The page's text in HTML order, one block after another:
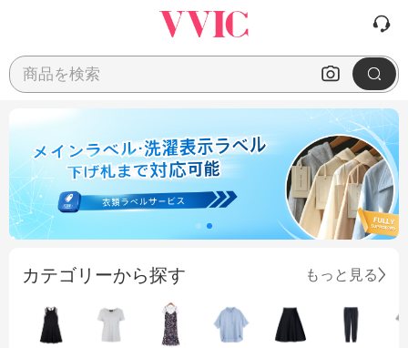
商品を検索
カテゴリーから探す もっと見る